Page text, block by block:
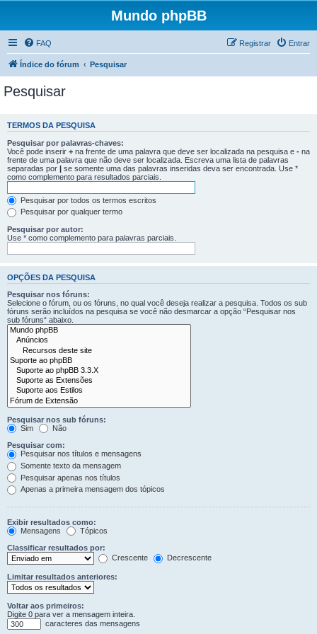
Mundo phpBB
FAQ Entrar
Registrar
Índice do fórum Pesquisar
Pesquisar
TERMOS DA PESQUISA
Pesquisar por palavras-chaves:
Você pode inserir + na frente de uma palavra que deve ser localizada na pesquisa e - na
frente de uma palavra que não deve ser localizada. Escreva uma lista de palavras
separadas por | se somente uma das palavras inseridas deva ser encontrada. Use *
como complemento para resultados parciais.
Pesquisar por todos os termos escritos
Pesquisar por qualquer termo
Pesquisar por autor:
Use * como complemento para palavras parciais.
OPÇÕES DA PESQUISA
Pesquisar nos fóruns:
Selecione o fórum, ou os fóruns, no qual você deseja realizar a pesquisa. Todos os sub
fóruns serão incluídos na pesquisa se você não desmarcar a opção “Pesquisar nos
sub fóruns“ abaixo.
Pesquisar nos sub fóruns:
Sim
Não
Pesquisar com:
Pesquisar nos títulos e mensagens
Somente texto da mensagem
Pesquisar apenas nos títulos
Apenas a primeira mensagem dos tópicos
Exibir resultados como:
Mensagens
Tópicos
Classificar resultados por:
Crescente
Decrescente
Limitar resultados anteriores:
Voltar aos primeiros:
Digite 0 para ver a mensagem inteira.
caracteres das mensagens